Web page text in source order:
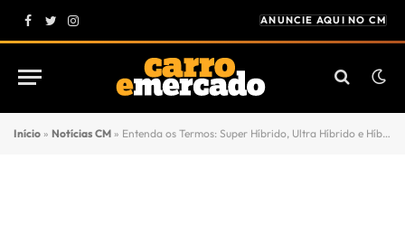
Facebook
Twitter
Instagram
ANUNCIE AQUI NO CM
Início » Notícias CM » Entenda os Termos: Super Híbrido, Ultra Híbrido e Híbrido Tradicional